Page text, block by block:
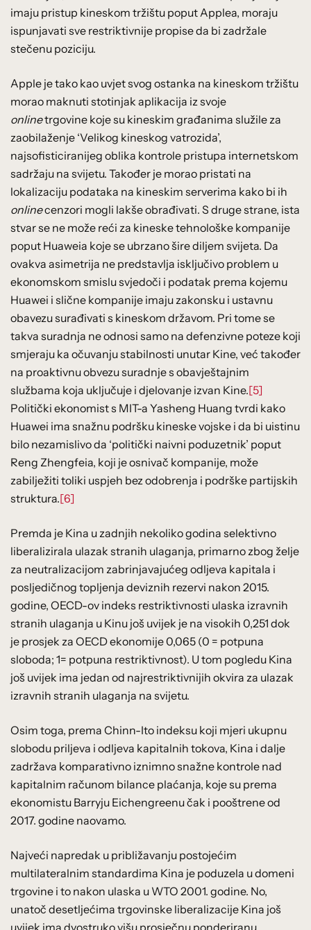
imaju pristup kineskom tržištu poput Applea, moraju
ispunjavati sve restriktivnije propise da bi zadržale
stečenu poziciju.
Apple je tako kao uvjet svog ostanka na kineskom tržištu
morao maknuti stotinjak aplikacija iz svoje
onlinetrgovine koje su kineskim građanima služile za
zaobilaženje ‘Velikog kineskog vatrozida’,
najsofisticiranijeg oblika kontrole pristupa internetskom
sadržaju na svijetu. Također je morao pristati na
lokalizaciju podataka na kineskim serverima kako bi ih
onlinecenzori mogli lakše obrađivati. S druge strane, ista
stvar se ne može reći za kineske tehnološke kompanije
poput Huaweia koje se ubrzano šire diljem svijeta. Da
ovakva asimetrija ne predstavlja isključivo problem u
ekonomskom smislu svjedoči i podatak prema kojemu
Huawei i slične kompanije imaju zakonsku i ustavnu
obavezu surađivati s kineskom državom. Pri tome se
takva suradnja ne odnosi samo na defenzivne poteze koji
smjeraju ka očuvanju stabilnosti unutar Kine, već također
na proaktivnu obvezu suradnje s obavještajnim
službama koja uključuje i djelovanje izvan Kine.[5]
Politički ekonomist s MIT-a Yasheng Huang tvrdi kako
Huawei ima snažnu podršku kineske vojske i da bi uistinu
bilo nezamislivo da ‘politički naivni poduzetnik’ poput
Reng Zhengfeia, koji je osnivač kompanije, može
zabilježiti toliki uspjeh bez odobrenja i podrške partijskih
struktura.[6]
Premda je Kina u zadnjih nekoliko godina selektivno
liberalizirala ulazak stranih ulaganja, primarno zbog želje
za neutralizacijom zabrinjavajućeg odljeva kapitala i
posljedičnog topljenja deviznih rezervi nakon 2015.
godine, OECD-ov indeks restriktivnosti ulaska izravnih
stranih ulaganja u Kinu još uvijek je na visokih 0,251 dok
je prosjek za OECD ekonomije 0,065 (0 = potpuna
sloboda; 1= potpuna restriktivnost). U tom pogledu Kina
još uvijek ima jedan od najrestriktivnijih okvira za ulazak
izravnih stranih ulaganja na svijetu.
Osim toga, prema Chinn-Ito indeksu koji mjeri ukupnu
slobodu priljeva i odljeva kapitalnih tokova, Kina i dalje
zadržava komparativno iznimno snažne kontrole nad
kapitalnim računom bilance plaćanja, koje su prema
ekonomistu Barryju Eichengreenu čak i pooštrene od
2017. godine naovamo.
Najveći napredak u približavanju postojećim
multilateralnim standardima Kina je poduzela u domeni
trgovine i to nakon ulaska u WTO 2001. godine. No,
unatoč desetljećima trgovinske liberalizacije Kina još
uvijek ima dvostruko višu prosječnu ponderiranu